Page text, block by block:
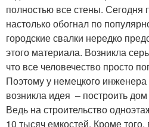
полностью все стены. Сегодня
настолько обогнал по
городские свалки нередко
этого материала. Возникла
что все человечество просто
Поэтому у немецкого
возникла идея – построить
Ведь на строительство
10 тысяч емкостей. Кроме